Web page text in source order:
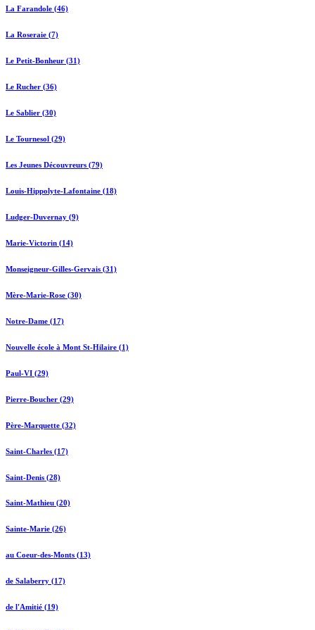
La Farandole (46)
La Roseraie (7)
Le Petit-Bonheur (31)
Le Rucher (36)
Le Sablier (30)
Le Tournesol (29)
Les Jeunes Découvreurs (79)
Louis-Hippolyte-Lafontaine (18)
Ludger-Duvernay (9)
Marie-Victorin (14)
Monseigneur-Gilles-Gervais (31)
Mère-Marie-Rose (30)
Notre-Dame (17)
Nouvelle école à Mont St-Hilaire (1)
Paul-VI (29)
Pierre-Boucher (29)
Père-Marquette (32)
Saint-Charles (17)
Saint-Denis (28)
Saint-Mathieu (20)
Sainte-Marie (26)
au Coeur-des-Monts (13)
de Salaberry (17)
de l'Amitié (19)